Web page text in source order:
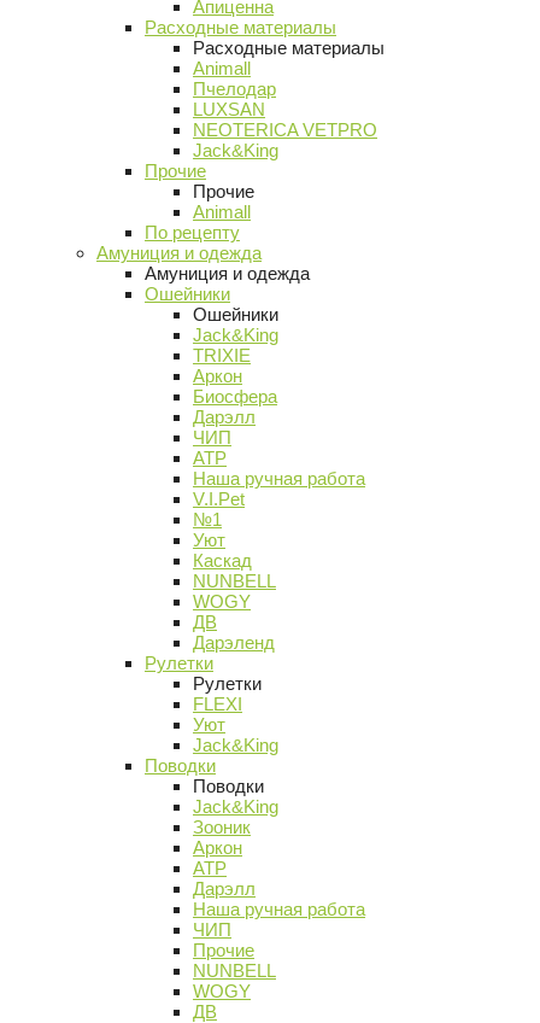
Апиценна
Расходные материалы
Расходные материалы
Animall
Пчелодар
LUXSAN
NEOTERICA VETPRO
Jack&King
Прочие
Прочие
Animall
По рецепту
Амуниция и одежда
Амуниция и одежда
Ошейники
Ошейники
Jack&King
TRIXIE
Аркон
Биосфера
Дарэлл
ЧИП
АТР
Наша ручная работа
V.I.Pet
№1
Уют
Каскад
NUNBELL
WOGY
ДВ
Дарэленд
Рулетки
Рулетки
FLEXI
Уют
Jack&King
Поводки
Поводки
Jack&King
Зооник
Аркон
АТР
Дарэлл
Наша ручная работа
ЧИП
Прочие
NUNBELL
WOGY
ДВ